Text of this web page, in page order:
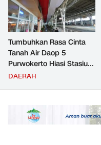
Tumbuhkan Rasa Cinta
Tanah Air Daop 5
Purwokerto Hiasi Stasiun
dengan Ornamen
DAERAH